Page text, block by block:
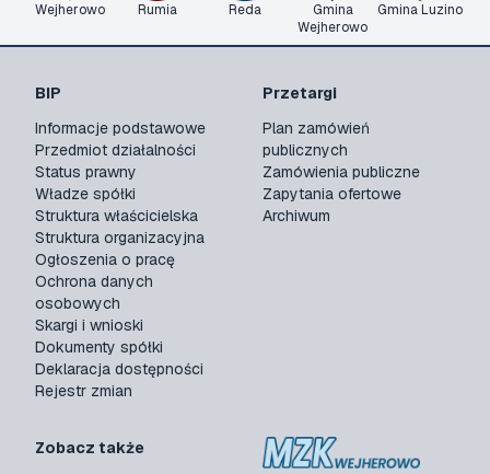
Wejherowo Rumia Reda
Gmina
Wejherowo
Gmina Luzino
BIP
Informacje podstawowe
Przedmiot działalności
Status prawny
Władze spółki
Struktura właścicielska
Struktura organizacyjna
Ogłoszenia o pracę
Ochrona danych
osobowych
Skargi i wnioski
Dokumenty spółki
Deklaracja dostępności
Rejestr zmian
Przetargi
Plan zamówień
publicznych
Zamówienia publiczne
Zapytania ofertowe
Archiwum
Zobacz także